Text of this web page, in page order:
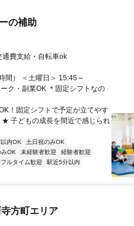
の補助
費支給・自転車ok
間） ＜土曜日＞ 15:45～
ク・副業OK ＊固定シフトなの
！固定シフトで予定が立てやす
子どもの成長を間近で感じられ
内OK
土日祝のみOK
OK 未経験者歓迎
経験者歓迎
フルタイム歓迎
駅近5分以内
方町エリア